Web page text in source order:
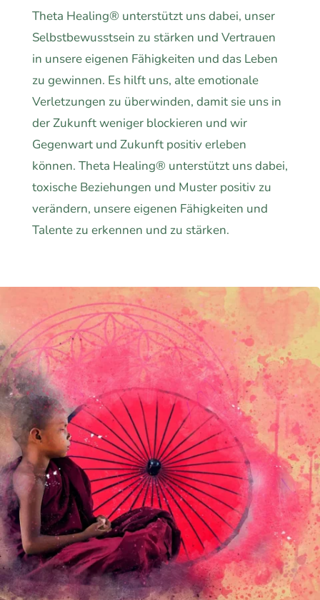
Theta Healing® unterstützt uns dabei, unser
Selbstbewusstsein zu stärken und Vertrauen
in unsere eigenen Fähigkeiten und das Leben
zu gewinnen. Es hilft uns, alte emotionale
Verletzungen zu überwinden, damit sie uns in
der Zukunft weniger blockieren und wir
Gegenwart und Zukunft positiv erleben
können. Theta Healing® unterstützt uns dabei,
toxische Beziehungen und Muster positiv zu
verändern, unsere eigenen Fähigkeiten und
Talente zu erkennen und zu stärken.